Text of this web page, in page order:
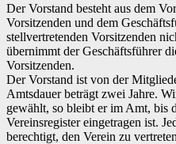
Der Vorstand besteht aus dem
Vorsitzenden und dem
stellvertretenden Vorsitzenden
übernimmt der Geschäftsführer
Vorsitzenden.
Der Vorstand ist von der
Amtsdauer beträgt zwei Jahre.
gewählt, so bleibt er im Amt, bis
Vereinsregister eingetragen ist.
berechtigt, den Verein zu